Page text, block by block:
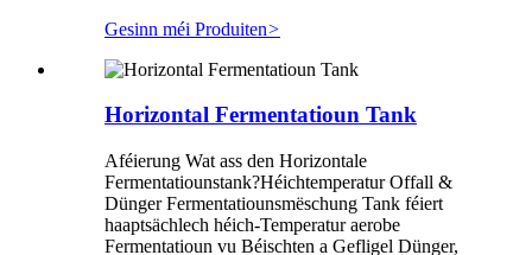
Gesinn méi Produiten>
Horizontal Fermentatioun Tank
Aféierung Wat ass den Horizontale
Fermentatiounstank?Héichtemperatur Offall &
Dünger Fermentatiounsmëschung Tank féiert
haaptsächlech héich-Temperatur aerobe
Fermentatioun vu Béischten a Gefligel Dünger,